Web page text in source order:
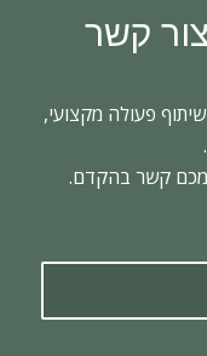
קשר
פעולה מקצועי,
קשר בהקדם.